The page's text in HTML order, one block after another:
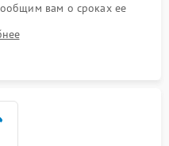
вам о сроках ее